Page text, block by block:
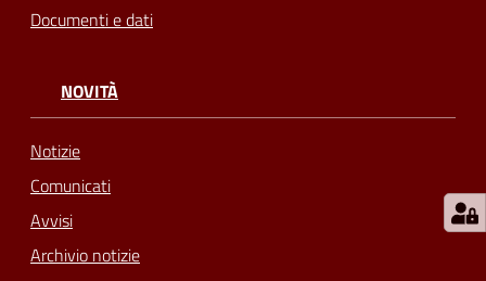
Documenti e dati
NOVITÀ
Notizie
Comunicati
Avvisi
Archivio notizie